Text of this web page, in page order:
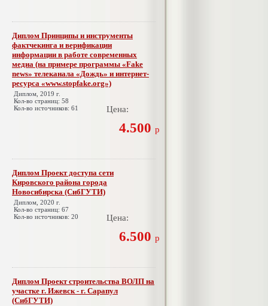
Диплом Принципы и инструменты
фактчекинга и верификации
информации в работе современных
медиа (на примере программы «Fake
news» телеканала «Дождь» и интернет-
ресурса «www.stopfake.org»)
Диплом, 2019 г.
Кол-во страниц: 58
Кол-во источников: 61
Цена:
4.500 р
Диплом Проект доступа сети
Кировского района города
Новосибирска (СибГУТИ)
Диплом, 2020 г.
Кол-во страниц: 67
Кол-во источников: 20
Цена:
6.500 р
Диплом Проект строительства ВОЛП на
участке г. Ижевск - г. Сарапул
(СибГУТИ)